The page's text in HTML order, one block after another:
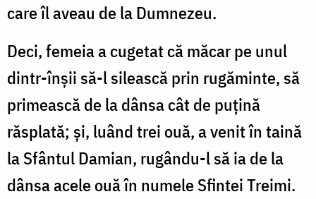
care îl aveau de la Dumnezeu.
Deci, femeia a cugetat că măcar pe unul
dintr-înșii să-l silească prin rugăminte, să
primească de la dânsa cât de puțină
răsplată; și, luând trei ouă, a venit în taină
la Sfântul Damian, rugându-l să ia de la
dânsa acele ouă în numele Sfintei Treimi.